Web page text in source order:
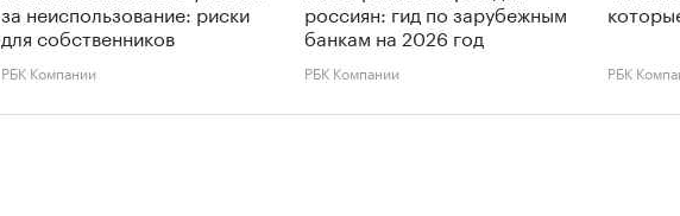
за неиспользование: риски
для собственников
РБК Компании
россиян: гид по зарубежным
банкам на 2026 год
РБК Компании РБК